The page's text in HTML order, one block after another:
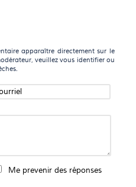
apparaître directement sur le
veuillez vous identifier ou
Me prevenir des réponses